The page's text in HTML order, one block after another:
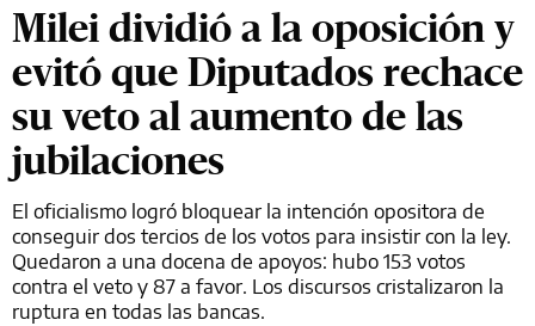
Milei dividió a la oposición y
evitó que Diputados rechace
su veto al aumento de las
jubilaciones
El oficialismo logró bloquear la intención opositora de
conseguir dos tercios de los votos para insistir con la ley.
Quedaron a una docena de apoyos: hubo 153 votos
contra el veto y 87 a favor. Los discursos cristalizaron la
ruptura en todas las bancas.